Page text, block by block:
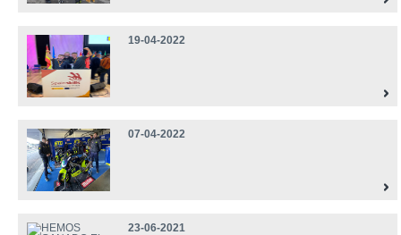
19-04-2022
07-04-2022
23-06-2021